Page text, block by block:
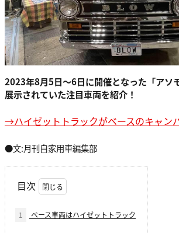
2023年8月5日〜6日に開催となった「アソ
展示されていた注目車両を紹介！
→ハイゼットトラックがベースのキャン
●文:月刊自家用車編集部
目次
1 ベース車両はハイゼットトラック